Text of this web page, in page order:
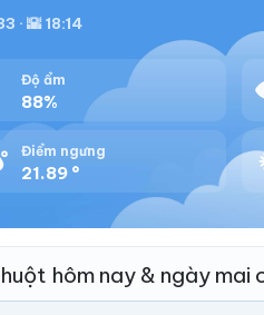
· 🌇 18:14
Độ ẩm
88%
Điểm ngưng
21.89 °
hôm nay & ngày mai